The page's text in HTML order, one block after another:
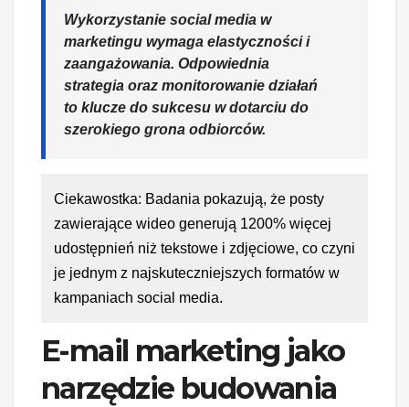
Wykorzystanie social media w
marketingu wymaga elastyczności i
zaangażowania. Odpowiednia
strategia oraz monitorowanie działań
to klucze do sukcesu w dotarciu do
szerokiego grona odbiorców.
Ciekawostka: Badania pokazują, że posty
zawierające wideo generują 1200% więcej
udostępnień niż tekstowe i zdjęciowe, co czyni
je jednym z najskuteczniejszych formatów w
kampaniach social media.
E-mail marketing jako
narzędzie budowania